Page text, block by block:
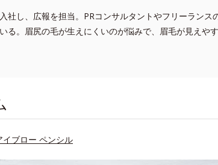
社し、広報を担当。PRコンサルタントやフリーランス
る。眉尻の毛が生えにくいのが悩みで、眉毛が見えや
ブロー ペンシル